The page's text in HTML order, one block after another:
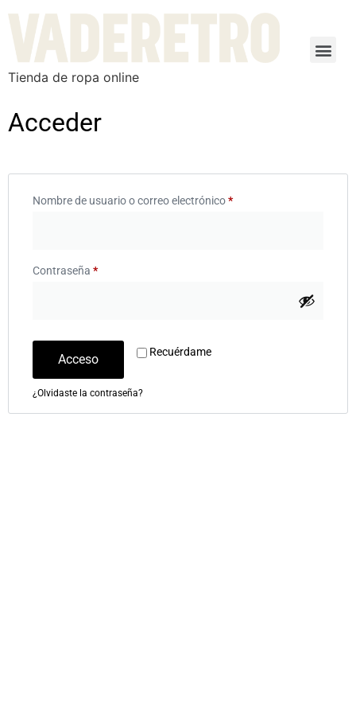
Tienda de ropa online
Acceder
Nombre de usuario o correo electrónico*
Contraseña *
Recuérdame
Acceso
¿Olvidaste la contraseña?